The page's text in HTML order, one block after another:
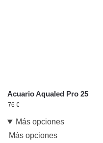
Acuario Aqualed Pro 25
76 €
Más opciones
Más opciones